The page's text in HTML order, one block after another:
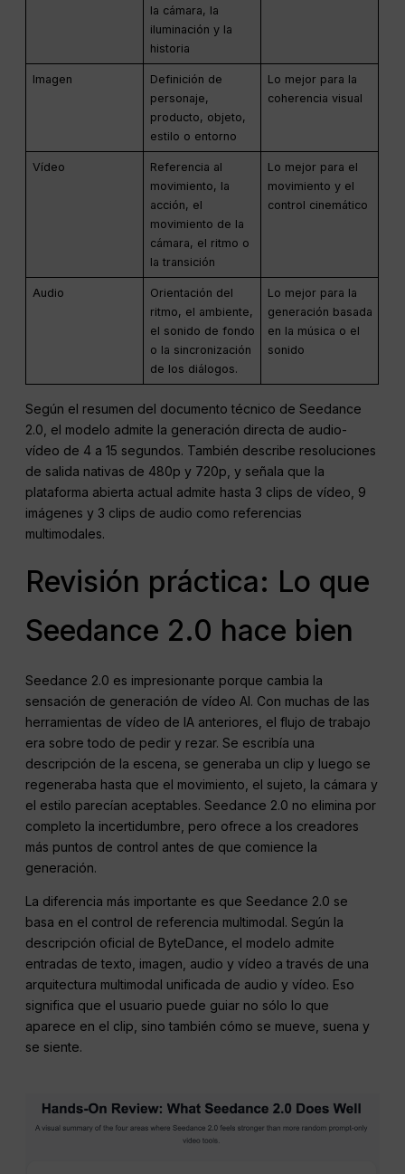
la cámara, la
iluminación y la
historia
Imagen
Definición de
personaje,
producto, objeto,
estilo o entorno
Lo mejor para la
coherencia visual
Vídeo
Referencia al
movimiento, la
acción, el
movimiento de la
cámara, el ritmo o
la transición
Lo mejor para el
movimiento y el
control cinemático
Audio
Orientación del
ritmo, el ambiente,
el sonido de fondo
o la sincronización
de los diálogos.
Lo mejor para la
generación basada
en la música o el
sonido
Según el resumen del documento técnico de Seedance
2.0, el modelo admite la generación directa de audio-
vídeo de 4 a 15 segundos. También describe resoluciones
de salida nativas de 480p y 720p, y señala que la
plataforma abierta actual admite hasta 3 clips de vídeo, 9
imágenes y 3 clips de audio como referencias
multimodales.
Revisión práctica: Lo que
Seedance 2.0 hace bien
Seedance 2.0 es impresionante porque cambia la
sensación de generación de vídeo AI. Con muchas de las
herramientas de vídeo de IA anteriores, el flujo de trabajo
era sobre todo de pedir y rezar. Se escribía una
descripción de la escena, se generaba un clip y luego se
regeneraba hasta que el movimiento, el sujeto, la cámara y
el estilo parecían aceptables. Seedance 2.0 no elimina por
completo la incertidumbre, pero ofrece a los creadores
más puntos de control antes de que comience la
generación.
La diferencia más importante es que Seedance 2.0 se
basa en el control de referencia multimodal. Según la
descripción oficial de ByteDance, el modelo admite
entradas de texto, imagen, audio y vídeo a través de una
arquitectura multimodal unificada de audio y vídeo. Eso
significa que el usuario puede guiar no sólo lo que
aparece en el clip, sino también cómo se mueve, suena y
se siente.